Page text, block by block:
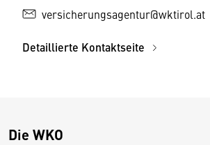
versicherungsagentur@wktirol.at
Detaillierte Kontaktseite
Die WKO